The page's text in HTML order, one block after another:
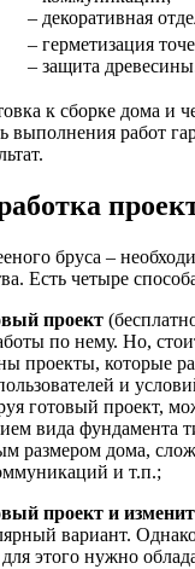
– декоративная
– герметизация
– защита
к сборке дома и
выполнения работ
бруса –
Есть четыре
проект
по нему. Но,
проекты, которые
и
готовый проект,
вида фундамента
размером дома,
и т.п.;
проект и
вариант. Однако
этого нужно